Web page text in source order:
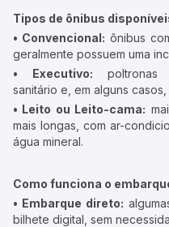
Tipos de ônibus
• Convencional: ônibus
geralmente possuem uma
• Executivo: poltronas
sanitário e, em alguns casos,
• Leito ou Leito-cama:
mais longas, com ar-
água mineral.
Como funciona o
• Embarque direto:
bilhete digital, sem